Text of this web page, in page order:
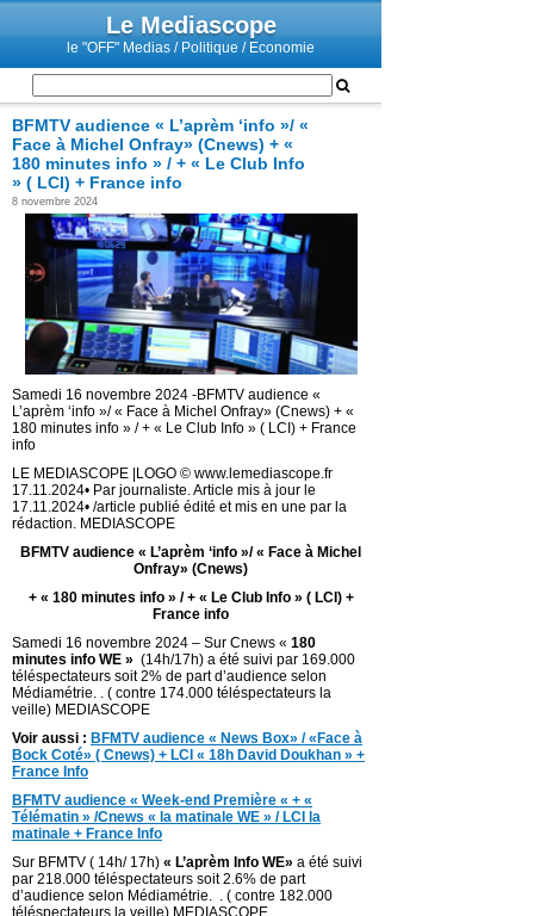
Le Mediascope
le "OFF" Medias / Politique / Economie
BFMTV audience « L’aprèm ‘info »/ «
Face à Michel Onfray» (Cnews) + «
180 minutes info » / + « Le Club Info
» ( LCI) + France info
8 novembre 2024
Samedi 16 novembre 2024 -BFMTV audience «
L’aprèm ‘info »/ « Face à Michel Onfray» (Cnews) + «
180 minutes info » / + « Le Club Info » ( LCI) + France
info
LE MEDIASCOPE |LOGO © www.lemediascope.fr
17.11.2024• Par journaliste. Article mis à jour le
17.11.2024• /article publié édité et mis en une par la
rédaction. MEDIASCOPE
BFMTV audience « L’aprèm ‘info »/ « Face à Michel
Onfray» (Cnews)
+ « 180 minutes info » / + « Le Club Info » ( LCI) +
France info
Samedi 16 novembre 2024 – Sur Cnews « 180
minutes info WE » (14h/17h) a été suivi par 169.000
téléspectateurs soit 2% de part d’audience selon
Médiamétrie. . ( contre 174.000 téléspectateurs la
veille) MEDIASCOPE
Voir aussi : BFMTV audience « News Box» / «Face à
Bock Coté» ( Cnews) + LCI « 18h David Doukhan » +
France Info
BFMTV audience « Week-end Première « + «
Télématin » /Cnews « la matinale WE » / LCI la
matinale + France Info
Sur BFMTV ( 14h/ 17h) « L’aprèm Info WE» a été suivi
par 218.000 téléspectateurs soit 2.6% de part
d’audience selon Médiamétrie. . ( contre 182.000
téléspectateurs la veille) MEDIASCOPE